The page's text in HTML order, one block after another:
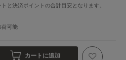
と決済ポイントの合計目安となります。
荷可能
カートに追加